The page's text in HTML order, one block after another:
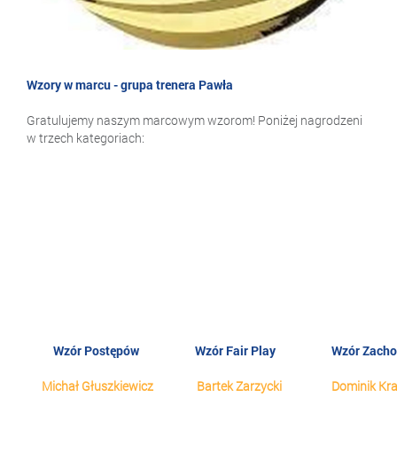
Wzory w marcu - grupa trenera Pawła
Gratulujemy naszym marcowym wzorom! Poniżej nagrodzeni
w trzech kategoriach:
Wzór Postępów
Michał Głuszkiewicz
Wzór Fair Play
Bartek Zarzycki
Wzór
Dominik